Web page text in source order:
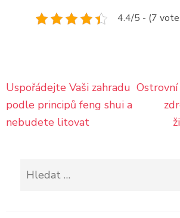
4.4/5 - (7
Navigace
pro
příspěvek
Uspořádejte Vaši zahradu
podle principů feng shui a
nebudete litovat
Ostrovní
Vyhledávání